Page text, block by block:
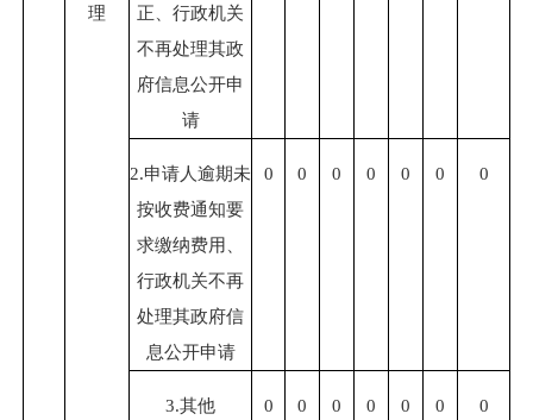
理
正、行政机关
不再处理其政
府信息公开申
请
2.申请人逾期未
按收费通知要
求缴纳费用、
行政机关不再
处理其政府信
息公开申请
0 0 0 0 0 0 0
3.其他 0 0 0 0 0 0 0